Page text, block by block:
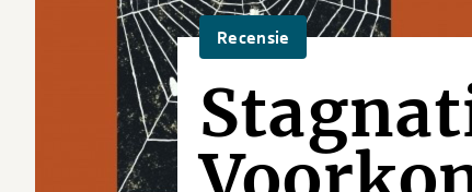
Recensie